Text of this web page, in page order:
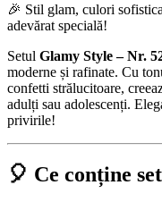
🎉 Stil glam, culori
adevărat specială!
Setul Glamy Style – Nr.
moderne și rafinate. Cu
confetti strălucitoare,
adulți sau adolescenți.
privirile!
🎈 Ce conține